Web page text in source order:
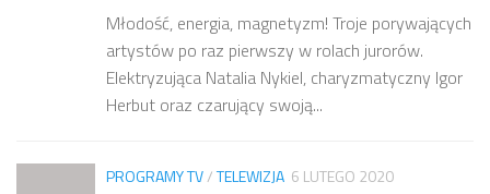
Młodość, energia, magnetyzm! Troje porywających
artystów po raz pierwszy w rolach jurorów.
Elektryzująca Natalia Nykiel, charyzmatyczny Igor
Herbut oraz czarujący swoją...
PROGRAMY TV/TELEWIZJA 6 LUTEGO 2020